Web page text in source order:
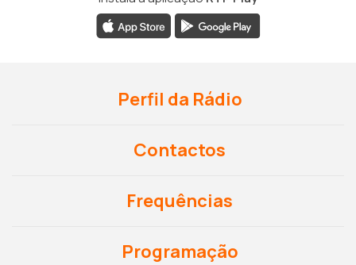
Perfil da Rádio
Contactos
Frequências
Programação